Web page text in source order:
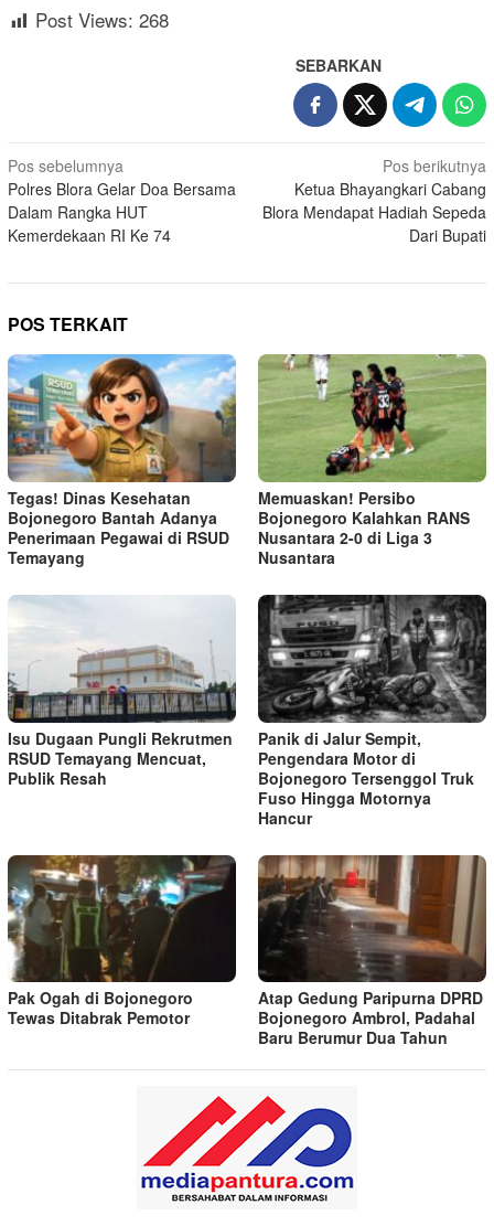
Post Views: 268
SEBARKAN
Navigasi
pos
Pos sebelumnya
Polres Blora Gelar Doa Bersama
Dalam Rangka HUT
Kemerdekaan RI Ke 74
Pos berikutnya
Ketua Bhayangkari Cabang
Blora Mendapat Hadiah Sepeda
Dari Bupati
POS TERKAIT
Tegas! Dinas Kesehatan
Bojonegoro Bantah Adanya
Penerimaan Pegawai di RSUD
Temayang
Memuaskan! Persibo
Bojonegoro Kalahkan RANS
Nusantara 2-0 di Liga 3
Nusantara
Isu Dugaan Pungli Rekrutmen
RSUD Temayang Mencuat,
Publik Resah
Panik di Jalur Sempit,
Pengendara Motor di
Bojonegoro Tersenggol Truk
Fuso Hingga Motornya
Hancur
Pak Ogah di Bojonegoro
Tewas Ditabrak Pemotor
Atap Gedung Paripurna DPRD
Bojonegoro Ambrol, Padahal
Baru Berumur Dua Tahun